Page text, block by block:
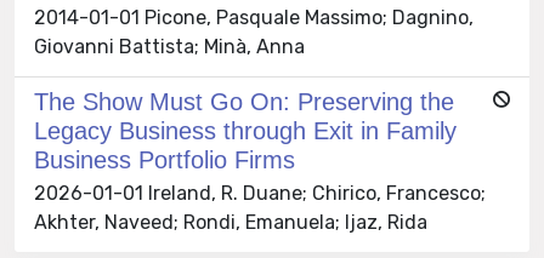
2014-01-01 Picone, Pasquale Massimo; Dagnino,
Giovanni Battista; Minà, Anna
The Show Must Go On: Preserving the
Legacy Business through Exit in Family
Business Portfolio Firms
2026-01-01 Ireland, R. Duane; Chirico, Francesco;
Akhter, Naveed; Rondi, Emanuela; Ijaz, Rida